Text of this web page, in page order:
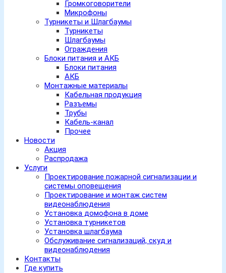
Громкоговорители
Микрофоны
Турникеты и Шлагбаумы
Турникеты
Шлагбаумы
Ограждения
Блоки питания и АКБ
Блоки питания
АКБ
Монтажные материалы
Кабельная продукция
Разъемы
Трубы
Кабель-канал
Прочее
Новости
Акция
Распродажа
Услуги
Проектирование пожарной сигнализации и
системы оповещения
Проектирование и монтаж систем
видеонаблюдения
Установка домофона в доме
Установка турникетов
Установка шлагбаума
Обслуживание сигнализаций, скуд и
видеонаблюдения
Контакты
Где купить